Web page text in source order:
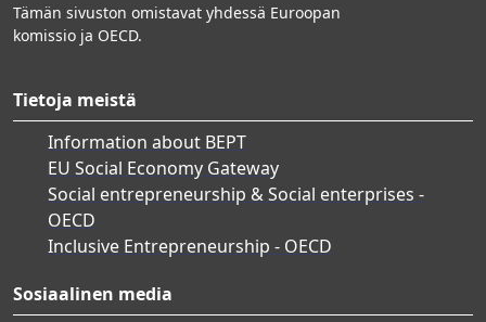
Tämän sivuston omistavat yhdessä Euroopan
komissio ja OECD.
Tietoja meistä
Information about BEPT
EU Social Economy Gateway
Social entrepreneurship & Social enterprises -
OECD
Inclusive Entrepreneurship - OECD
Sosiaalinen media